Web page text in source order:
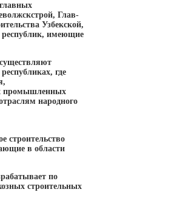
Глав-
Узбекской,
республик, имеющие
где
промышленных
народного
строительство
в области
по
строительных